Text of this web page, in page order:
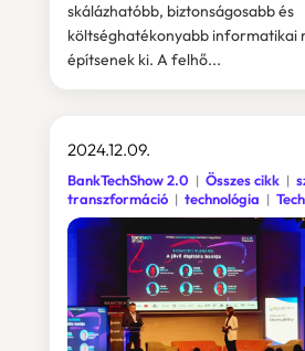
skálázhatóbb, biztonságosabb és
költséghatékonyabb informatikai
építsenek ki. A felhő...
2024.12.09.
BankTechShow 2.0 Összes cikk
transzformáció
technológia